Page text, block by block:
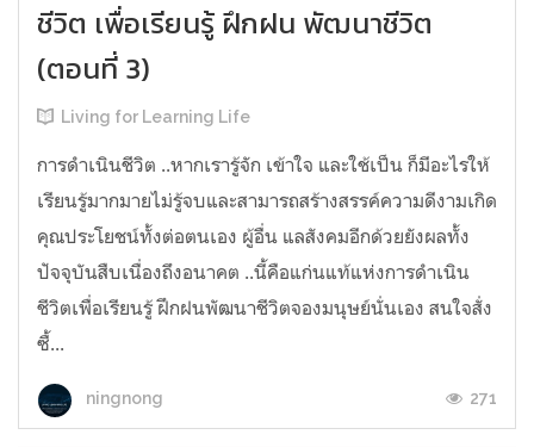
ชีวิต เพื่อเรียนรู้ ฝึกฝน พัฒนาชีวิต
(ตอนที่ 3)
Living for Learning Life
การดำเนินชีวิต​ ..หากเรารู้จัก​ เข้าใจ​ และใช้เป็น ก็มีอะไรให้
เรียนรู้มากมายไม่รู้จบ​และสามารถสร้างสรรค์ความดีงามเกิด
คุณประโยชน์ทั้งต่อตนเอง​ ผู้อื่น​ แลสังคมอีกด้วยยังผลทั้ง
ปัจจุบันสืบเนื่องถึงอนาคต​ ..นี้คือแก่นแท้แห่งการดำเนิน
ชีวิตเพื่อเรียนรู้​ ฝึก​ฝน​พัฒนาชีวิตจองมนุษย์นั่นเอง สนใจสั่ง
ซื้...
ningnong 271